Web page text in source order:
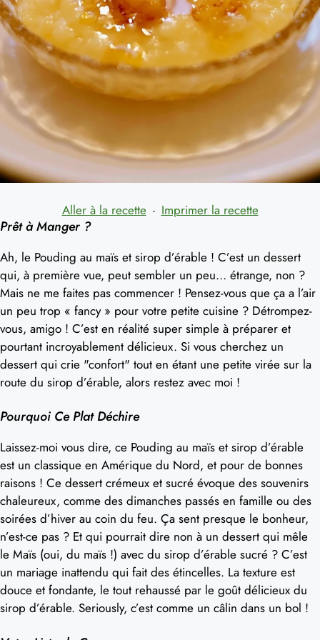
Aller à la recette · Imprimer la recette
Prêt à Manger ?
Ah, le Pouding au maïs et sirop d’érable ! C’est un dessert
qui, à première vue, peut sembler un peu… étrange, non ?
Mais ne me faites pas commencer ! Pensez-vous que ça a l’air
un peu trop « fancy » pour votre petite cuisine ? Détrompez-
vous, amigo ! C’est en réalité super simple à préparer et
pourtant incroyablement délicieux. Si vous cherchez un
dessert qui crie "confort" tout en étant une petite virée sur la
route du sirop d’érable, alors restez avec moi !
Pourquoi Ce Plat Déchire
Laissez-moi vous dire, ce Pouding au maïs et sirop d’érable
est un classique en Amérique du Nord, et pour de bonnes
raisons ! Ce dessert crémeux et sucré évoque des souvenirs
chaleureux, comme des dimanches passés en famille ou des
soirées d’hiver au coin du feu. Ça sent presque le bonheur,
n’est-ce pas ? Et qui pourrait dire non à un dessert qui mêle
le Maïs (oui, du maïs !) avec du sirop d’érable sucré ? C’est
un mariage inattendu qui fait des étincelles. La texture est
douce et fondante, le tout rehaussé par le goût délicieux du
sirop d’érable. Seriously, c’est comme un câlin dans un bol !